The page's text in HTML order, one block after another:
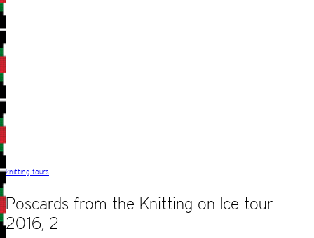
knitting tours
Poscards from the Knitting on Ice tour
2016, 2